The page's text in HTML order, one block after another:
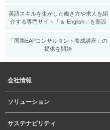
英語スキルを生かした働き方や求人を紹
介する専門サイト「＆ English」を新設
「国際EAPコンサルタント養成講座」の
提供を開始
会社情報
ソリューション
サステナビリティ